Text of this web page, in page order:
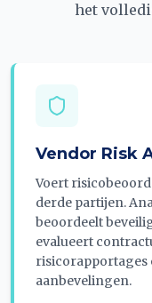
het
Vendor Risk
Voert
derde partijen.
beoordeelt
evalueert
risicorapportages
aanbevelingen.